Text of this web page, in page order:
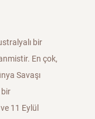
bir
En çok,
Savaşı
11 Eylül